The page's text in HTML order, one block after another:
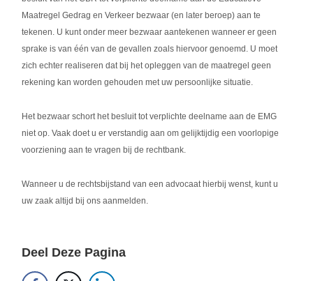
Maatregel Gedrag en Verkeer bezwaar (en later beroep) aan te
tekenen. U kunt onder meer bezwaar aantekenen wanneer er geen
sprake is van één van de gevallen zoals hiervoor genoemd. U moet
zich echter realiseren dat bij het opleggen van de maatregel geen
rekening kan worden gehouden met uw persoonlijke situatie.
Het bezwaar schort het besluit tot verplichte deelname aan de EMG
niet op. Vaak doet u er verstandig aan om gelijktijdig een voorlopige
voorziening aan te vragen bij de rechtbank.
Wanneer u de rechtsbijstand van een advocaat hierbij wenst, kunt u
uw zaak altijd bij ons aanmelden.
Deel Deze Pagina